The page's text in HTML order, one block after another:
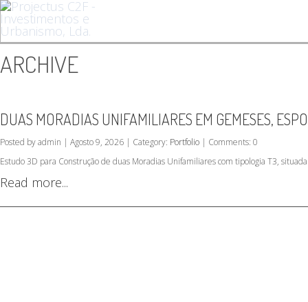
ARCHIVE
DUAS MORADIAS UNIFAMILIARES EM GEMESES,
Posted by admin | Agosto 9, 2026 | Category: Portfolio | Comments: 0
Estudo 3D para Construção de duas Moradias Unifamiliares com tipologia T3,
Read more...